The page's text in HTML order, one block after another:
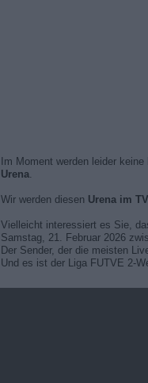
Im Moment werden leider keine
Urena.
Wir werden diesen Urena im TV
Vielleicht interessiert es Sie,
Samstag, 21. Februar 2026
Der Sender, der die meisten
Und es ist der Liga FUTVE 2-